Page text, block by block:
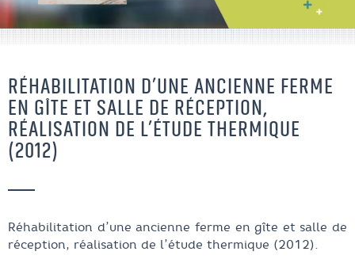
RÉHABILITATION D’UNE ANCIENNE FERME
EN GÎTE ET SALLE DE RÉCEPTION,
RÉALISATION DE L’ÉTUDE THERMIQUE
(2012)
Réhabilitation d’une ancienne ferme en gîte et salle de
réception, réalisation de l’étude thermique (2012).